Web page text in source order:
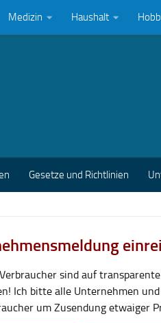
Medizin Haushalt
Gesetze und Richtlinien
sind auf
Ich bitte alle Unternehmen
um Zusendung etwaiger